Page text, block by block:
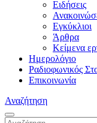
Ειδήσεις
Εγκύκλιοι
Άρθρα
Κείμενα
Ημερολόγιο
Ραδιοφωνικός
Επικοινωνία
Αναζήτηση